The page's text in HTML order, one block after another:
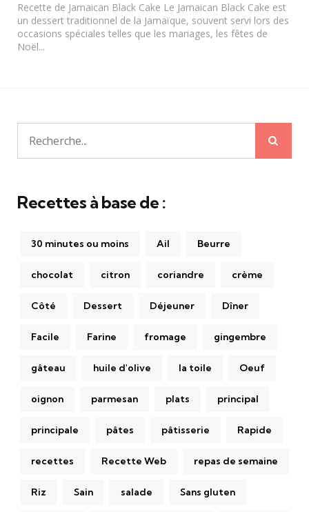
Recette de Jamaican Black Cake Le Jamaican Black Cake est
un dessert traditionnel de la Jamaïque, souvent servi lors des
occasions spéciales telles que les mariages, les fêtes de
Noël...
Recherche
pour:
Recettes à base de :
30 minutes ou moins Ail Beurre
chocolat citron coriandre crème
Côté Dessert Déjeuner Dîner
Facile Farine fromage gingembre
gâteau huile d'olive la toile Oeuf
oignon parmesan plats principal
principale pâtes pâtisserie Rapide
recettes Recette Web repas de semaine
Riz Sain salade Sans gluten